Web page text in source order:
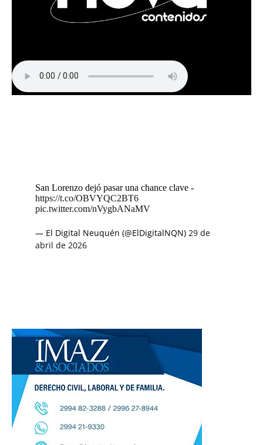
San Lorenzo dejó pasar una chance clave -
https://t.co/OBVYQC2BT6
pic.twitter.com/nVygbANaMV
— El Digital Neuquén (@ElDigitalNQN) 29 de
abril de 2026